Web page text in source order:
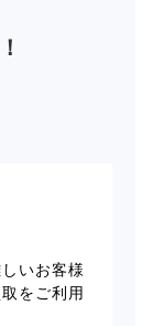
いお客様
をご利用